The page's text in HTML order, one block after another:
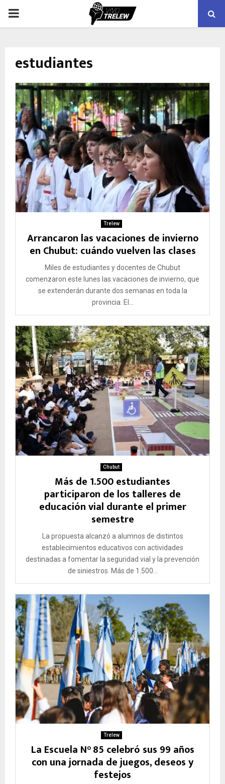
PRIMARY
estudiantes
Trelew
Arrancaron las vacaciones de invierno
en Chubut: cuándo vuelven las clases
Miles de estudiantes y docentes de Chubut
comenzaron este lunes las vacaciones de invierno, que
se extenderán durante dos semanas en toda la
provincia. El...
Chubut
Más de 1.500 estudiantes
participaron de los talleres de
educación vial durante el primer
semestre
La propuesta alcanzó a alumnos de distintos
establecimientos educativos con actividades
destinadas a fomentar la seguridad vial y la prevención
de siniestros. Más de 1.500...
Trelew
La Escuela N° 85 celebró sus 99 años
con una jornada de juegos, deseos y
festejos